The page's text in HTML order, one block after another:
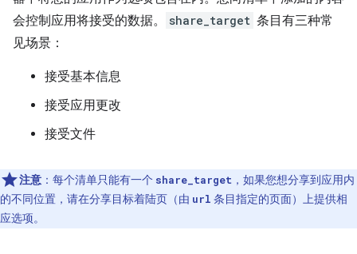
会控制应用将接受的数据。
share_target 条目有三种常
见场景：
接受基本信息
接受应用更改
接受文件
注意 ：每个清单只能有一个 share_target ，如果您想分享到应用内
的不同位置，请在分享目标着陆页（由 url 条目指定的页面）上提供相
应选项。